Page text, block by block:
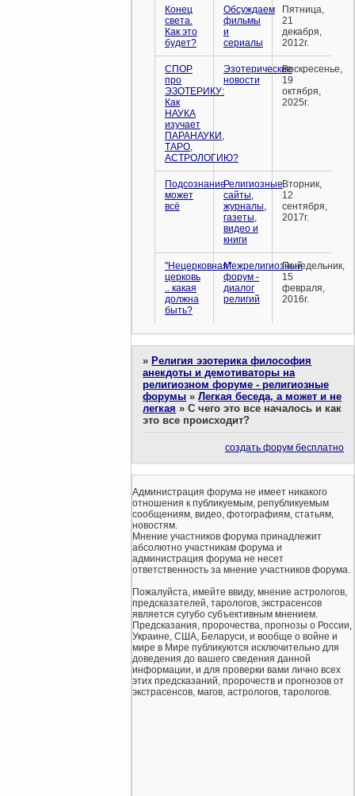
Конец
света.
Как это
будет?
Обсуждаем
фильмы
и
сериалы
Пятница,
21
декабря,
2012г.
СПОР
про
ЭЗОТЕРИКУ:
Как
НАУКА
изучает
ПАРАНАУКИ,
ТАРО,
АСТРОЛОГИЮ?
Эзотерические
новости
Воскресенье,
19
октября,
2025г.
Подсознание
может
всё
Религиозные
сайты,
журналы,
газеты,
видео и
книги
Вторник,
12
сентября,
2017г.
"Нецерковная"
церковь
.. какая
должна
быть?
Межрелигиозный
форум -
диалог
религий
Понедельник,
15
февраля,
2016г.
»Религия эзотерика философия
анекдоты и демотиваторы на
религиозном форуме - религиозные
форумы »Легкая беседа, а может и не
легкая »С чего это все началось и как
это все происходит?
создать форум бесплатно
Администрация форума не имеет никакого
отношения к публикуемым, републикуемым
сообщениям, видео, фотографиям, статьям,
новостям.
Мнение участников форума принадлежит
абсолютно участникам форума и
администрация форума не несет
ответственность за мнение участников форума.
Пожалуйста, имейте ввиду, мнение астрологов,
предсказателей, тарологов, экстрасенсов
является сугубо субъективным мнением.
Предсказания, пророчества, прогнозы о России,
Украине, США, Беларуси, и вообще о войне и
мире в Мире публикуются исключительно для
доведения до вашего сведения данной
информации, и для проверки вами лично всех
этих предсказаний, пророчеств и прогнозов от
экстрасенсов, магов, астрологов, тарологов.